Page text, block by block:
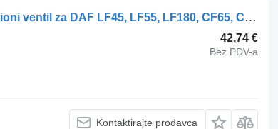
WABCO CF75 (01.01-) 4802051030 glavni kocioni ventil za DAF LF45, LF55, LF180, CF65, CF75, CF85 (2001-) tegljača
42,74 €
Bez PDV-a
Kontaktirajte prodavca